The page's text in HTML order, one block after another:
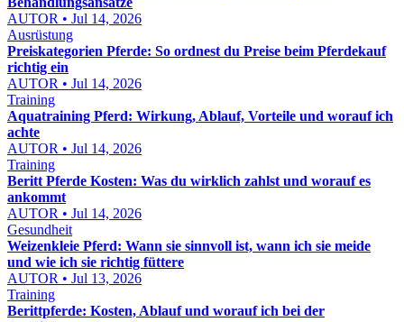
AUTOR • Jul 14, 2026
Ausrüstung
Preiskategorien Pferde: So ordnest du Preise beim Pferdekauf
richtig ein
AUTOR • Jul 14, 2026
Training
Aquatraining Pferd: Wirkung, Ablauf, Vorteile und worauf ich
achte
AUTOR • Jul 14, 2026
Training
Beritt Pferde Kosten: Was du wirklich zahlst und worauf es
ankommt
AUTOR • Jul 14, 2026
Gesundheit
Weizenkleie Pferd: Wann sie sinnvoll ist, wann ich sie meide
und wie ich sie richtig füttere
AUTOR • Jul 13, 2026
Training
Berittpferde: Kosten, Ablauf und worauf ich bei der